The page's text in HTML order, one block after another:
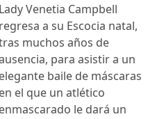
Lady Venetia Campbell
regresa a su Escocia natal,
muchos años de
para asistir a un
elegante baile de máscaras
en el que un atlético
enmascarado le dará un